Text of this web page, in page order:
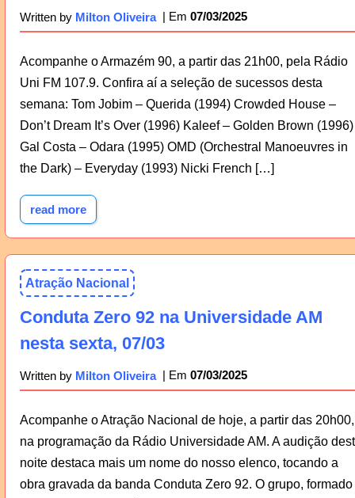
Written by Milton Oliveira 07/03/2025
Acompanhe o Armazém 90, a partir das 21h00, pela Rádio
Uni FM 107.9. Confira aí a seleção de sucessos desta
semana: Tom Jobim – Querida (1994) Crowded House –
Don’t Dream It’s Over (1996) Kaleef – Golden Brown (1996)
Gal Costa – Odara (1995) OMD (Orchestral Manoeuvres in
the Dark) – Everyday (1993) Nicki French […]
read more
Atração Nacional
Conduta Zero 92 na Universidade AM
nesta sexta, 07/03
Written by Milton Oliveira 07/03/2025
Acompanhe o Atração Nacional de hoje, a partir das 20h00,
na programação da Rádio Universidade AM. A audição
noite destaca mais um nome do nosso elenco, tocando a
obra gravada da banda Conduta Zero 92. O grupo, formado